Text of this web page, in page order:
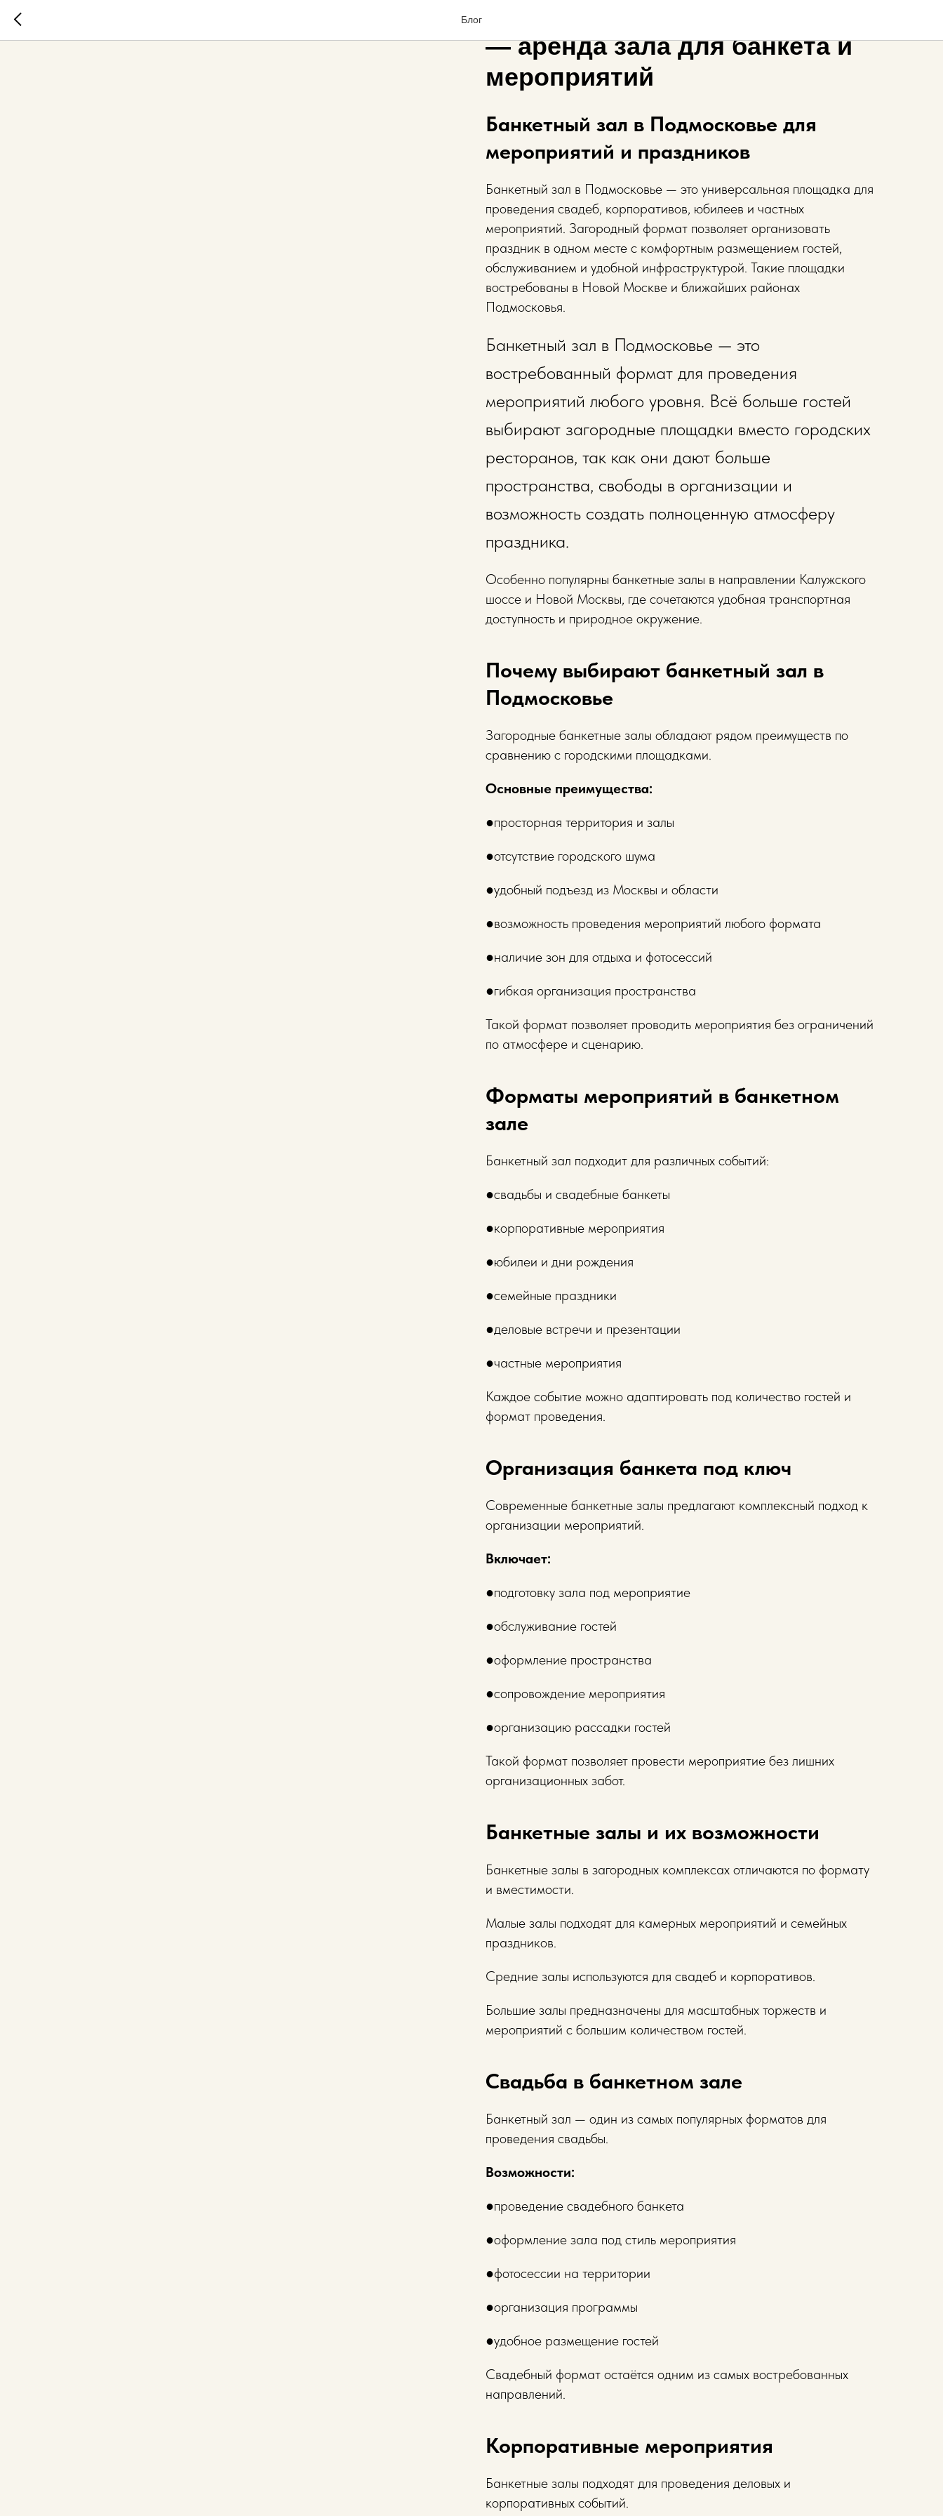
Блог
— аренда зала для банкета и
мероприятий
Банкетный зал в Подмосковье для
мероприятий и праздников
Банкетный зал в Подмосковье — это универсальная площадка для
проведения свадеб, корпоративов, юбилеев и частных
мероприятий. Загородный формат позволяет организовать
праздник в одном месте с комфортным размещением гостей,
обслуживанием и удобной инфраструктурой. Такие площадки
востребованы в Новой Москве и ближайших районах
Подмосковья.
Банкетный зал в Подмосковье — это
востребованный формат для проведения
мероприятий любого уровня. Всё больше гостей
выбирают загородные площадки вместо городских
ресторанов, так как они дают больше
пространства, свободы в организации и
возможность создать полноценную атмосферу
праздника.
Особенно популярны банкетные залы в направлении Калужского
шоссе и Новой Москвы, где сочетаются удобная транспортная
доступность и природное окружение.
Почему выбирают банкетный зал в
Подмосковье
Загородные банкетные залы обладают рядом преимуществ по
сравнению с городскими площадками.
Основные преимущества:
●просторная территория и залы
●отсутствие городского шума
●удобный подъезд из Москвы и области
●возможность проведения мероприятий любого формата
●наличие зон для отдыха и фотосессий
●гибкая организация пространства
Такой формат позволяет проводить мероприятия без ограничений
по атмосфере и сценарию.
Форматы мероприятий в банкетном
зале
Банкетный зал подходит для различных событий:
●свадьбы и свадебные банкеты
●корпоративные мероприятия
●юбилеи и дни рождения
●семейные праздники
●деловые встречи и презентации
●частные мероприятия
Каждое событие можно адаптировать под количество гостей и
формат проведения.
Организация банкета под ключ
Современные банкетные залы предлагают комплексный подход к
организации мероприятий.
Включает:
●подготовку зала под мероприятие
●обслуживание гостей
●оформление пространства
●сопровождение мероприятия
●организацию рассадки гостей
Такой формат позволяет провести мероприятие без лишних
организационных забот.
Банкетные залы и их возможности
Банкетные залы в загородных комплексах отличаются по формату
и вместимости.
Малые залы подходят для камерных мероприятий и семейных
праздников.
Средние залы используются для свадеб и корпоративов.
Большие залы предназначены для масштабных торжеств и
мероприятий с большим количеством гостей.
Свадьба в банкетном зале
Банкетный зал — один из самых популярных форматов для
проведения свадьбы.
Возможности:
●проведение свадебного банкета
●оформление зала под стиль мероприятия
●фотосессии на территории
●организация программы
●удобное размещение гостей
Свадебный формат остаётся одним из самых востребованных
направлений.
Корпоративные мероприятия
Банкетные залы подходят для проведения деловых и
корпоративных событий.